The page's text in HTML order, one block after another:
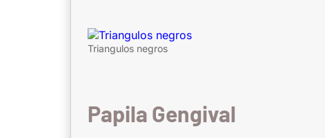
Triangulos negros
Papila Gengival